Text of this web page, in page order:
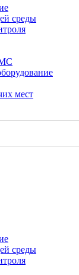
среды
мест
среды